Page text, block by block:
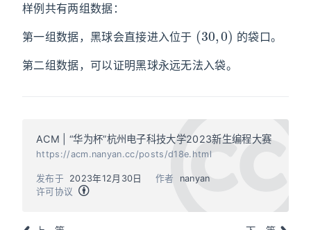
样例共有两组数据：
第一组数据，黑球会直接进入位于 的袋口。
第二组数据，可以证明黑球永远无法入袋。
ACM | “华为杯”杭州电子科技大学2023新生编程大赛
https://acm.nanyan.cc/posts/d18e.html
作者 nanyan
发布于
2023年12月30日
许可协议